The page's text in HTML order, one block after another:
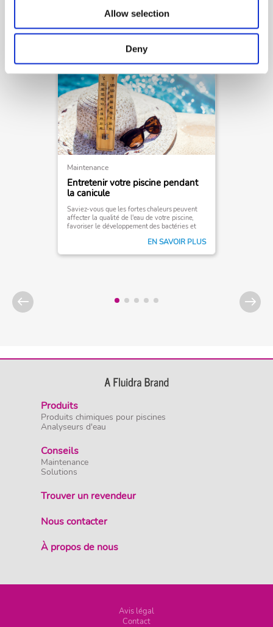
Allow selection
Deny
et articles connexes
Maintenance
Entretenir votre piscine pendant
la canicule
Saviez-vous que les fortes chaleurs peuvent
affecter la qualité de l'eau de votre piscine,
favoriser le développement des bactéries et
EN SAVOIR PLUS
Produits
Produits chimiques pour piscines
Analyseurs d'eau
Conseils
Maintenance
Solutions
Trouver un revendeur
Nous contacter
À propos de nous
Avis légal
Contact